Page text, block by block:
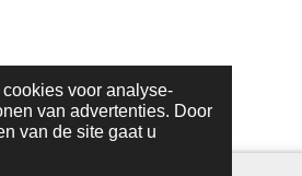
voor analyse-
van advertenties. Door
van de site gaat u